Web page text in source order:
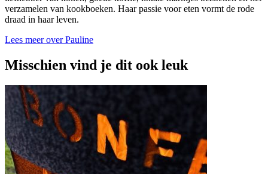
verzamelen van kookboeken. Haar passie voor eten vormt de rode
draad in haar leven.
Lees meer over Pauline
Misschien vind je dit ook leuk